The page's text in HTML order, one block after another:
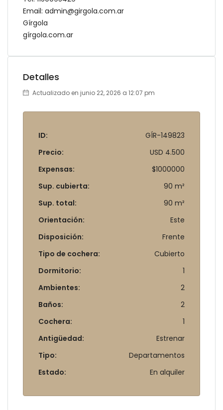
Email: admin@girgola.com.ar
Gírgola
gírgola.com.ar
Detalles
Actualizado en junio 22, 2026 a 12:07 pm
ID:
GÍR-149823
Precio:
USD 4.500
Expensas:
$1000000
Sup. cubierta:
90 m²
Sup. total:
90 m²
Orientación:
Este
Disposición:
Frente
Tipo de cochera:
Cubierto
Dormitorio:
1
Ambientes:
2
Baños:
2
Cochera:
1
Antigüedad:
Estrenar
Tipo:
Departamentos
Estado:
En alquiler